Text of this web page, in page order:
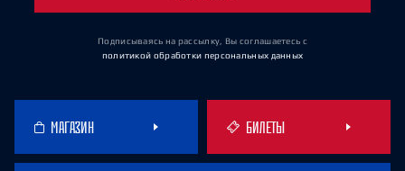
Подписываясь на рассылку, Вы соглашаетесь с
политикой обработки персональных данных
МАГАЗИН БИЛЕТЫ